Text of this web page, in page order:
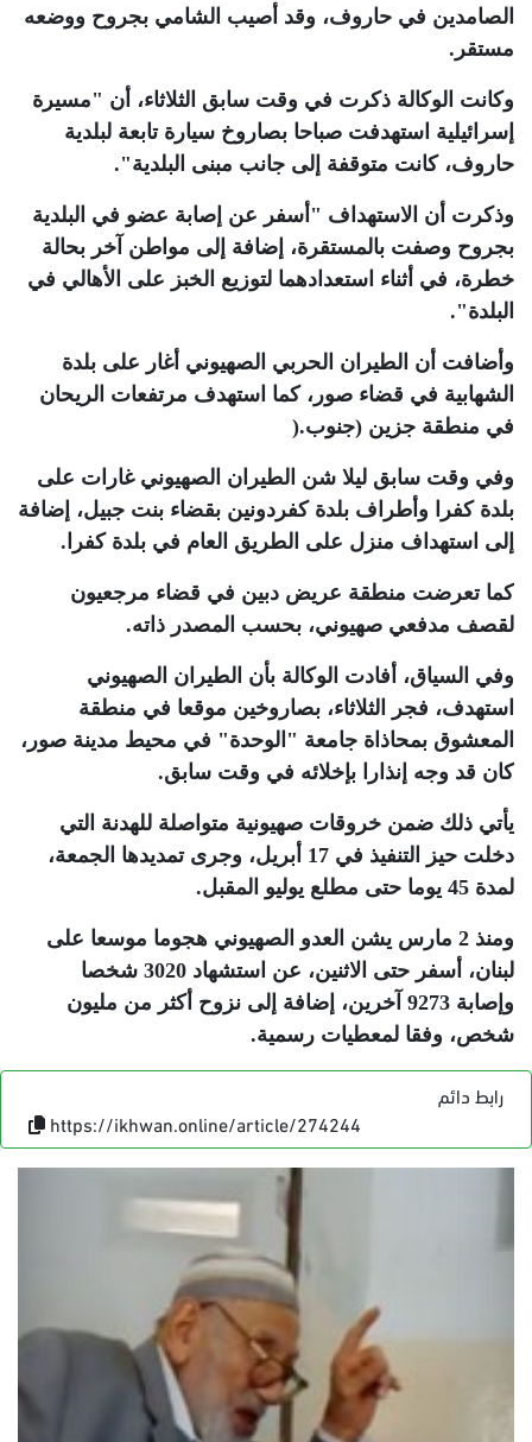
الصامدين في حاروف، وقد أصيب الشامي بجروح ووضعه
مستقر .
وكانت الوكالة ذكرت في وقت سابق الثلاثاء، أن "مسيرة
إسرائيلية استهدفت صباحا بصاروخ سيارة تابعة لبلدية
حاروف، كانت متوقفة إلى جانب مبنى البلدية".
وذكرت أن الاستهداف "أسفر عن إصابة عضو في البلدية
بجروح وصفت بالمستقرة، إضافة إلى مواطن آخر بحالة
خطرة، في أثناء استعدادهما لتوزيع الخبز على الأهالي في
البلدة".
وأضافت أن الطيران الحربي الصهيوني أغار على بلدة
الشهابية في قضاء صور، كما استهدف مرتفعات الريحان
في منطقة جزين (جنوب).
وفي وقت سابق ليلا شن الطيران الصهيوني غارات على
بلدة كفرا وأطراف بلدة كفردونين بقضاء بنت جبيل، إضافة
إلى استهداف منزل على الطريق العام في بلدة كفرا .
كما تعرضت منطقة عريض دبين في قضاء مرجعيون
لقصف مدفعي صهيوني، بحسب المصدر ذاته.
وفي السياق، أفادت الوكالة بأن الطيران الصهيوني
استهدف، فجر الثلاثاء، بصاروخين موقعا في منطقة
المعشوق بمحاذاة جامعة "الوحدة" في محيط مدينة صور،
كان قد وجه إنذارا بإخلائه في وقت سابق.
يأتي ذلك ضمن خروقات صهيونية متواصلة للهدنة التي
دخلت حيز التنفيذ في 17 أبريل، وجرى تمديدها الجمعة،
لمدة 45 يوما حتى مطلع يوليو المقبل
.
ومنذ 2 مارس يشن العدو الصهيوني هجوما موسعا على
لبنان، أسفر حتى الاثنين، عن استشهاد 3020 شخصا
وإصابة 9273 آخرين، إضافة إلى نزوح أكثر من مليون
شخص، وفقا لمعطيات رسمية.
رابط دائم
https://ikhwan.online/article/274244